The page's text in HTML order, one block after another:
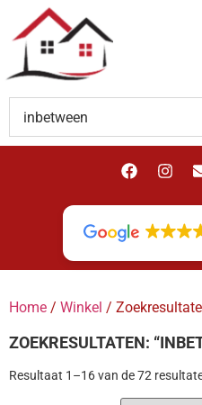
Home / Winkel /
ZOEKRESULTATEN:
Resultaat 1–16 van de 72